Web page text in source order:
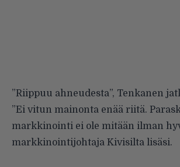
”Riippuu ahneudesta”, Tenkanen
”Ei vitun mainonta enää riitä.
markkinointi ei ole mitään ilman
markkinointijohtaja Kivisilta lisäsi.